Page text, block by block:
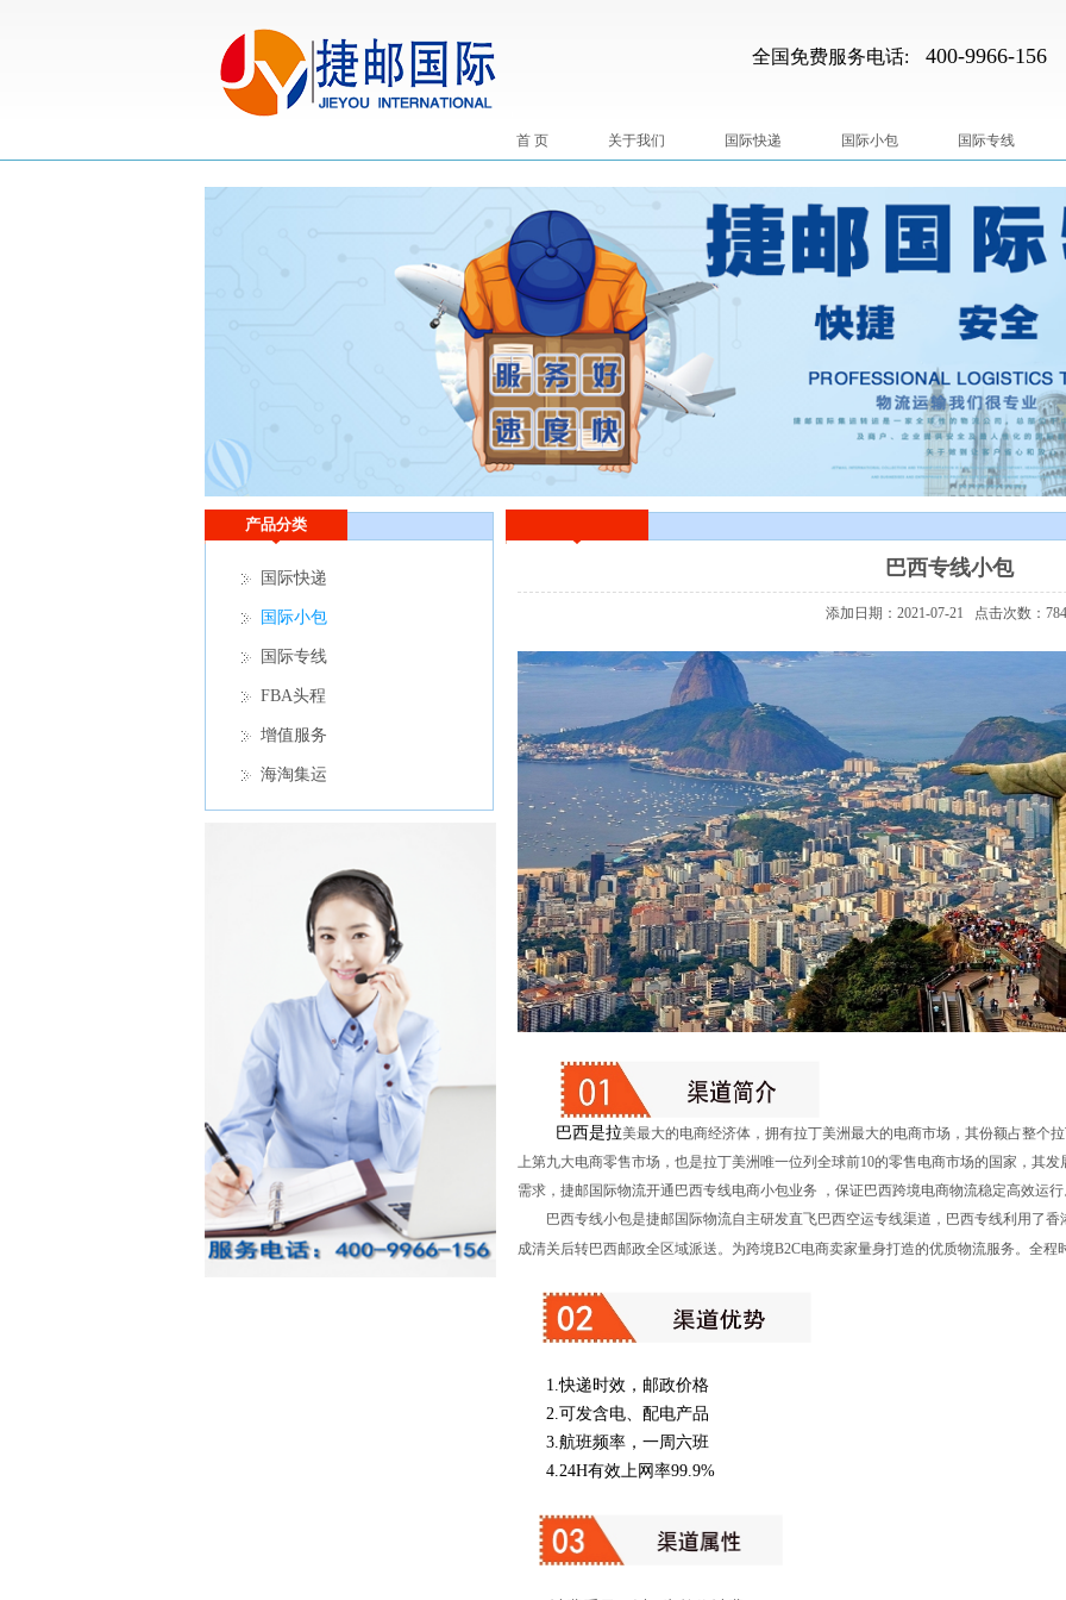
全国免费服务电话: 400-9966-156
首 页 关于我们 国际快递 国际小包 国际专线
巴西专线小包
添加日期：2021-07-21 点击次数：
巴西是拉美最大的电商经济体，拥有拉丁美洲最大的电商市场，其份额占整个
上第九大电商零售市场，也是拉丁美洲唯一位列全球前10的零售电商市场的国家，其
需求，捷邮国际物流开通巴西专线电商小包业务 ，保证巴西跨境电商物流稳定高效运行
巴西专线小包是捷邮国际物流自主研发直飞巴西空运专线渠道，巴西专线利用了香
成清关后转巴西邮政全区域派送。为跨境B2C电商卖家量身打造的优质物流服务。全程
1.快递时效，邮政价格
2.可发含电、配电产品
3.航班频率，一周六班
4.24H有效上网率99.9%
产品分类
国际快递
国际小包
国际专线
FBA头程
增值服务
海淘集运